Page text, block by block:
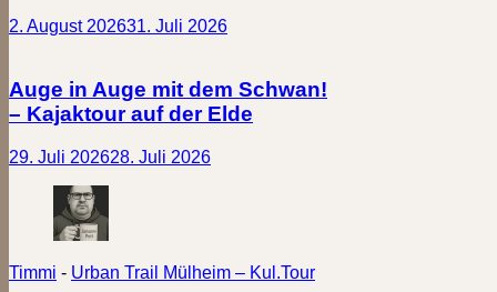
2. August 202631. Juli 2026
Auge in Auge mit dem Schwan!
– Kajaktour auf der Elde
29. Juli 202628. Juli 2026
Timmi - Urban Trail Mülheim – Kul.Tour